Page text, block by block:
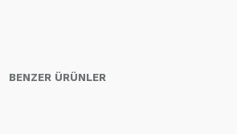
BENZER ÜRÜNLER